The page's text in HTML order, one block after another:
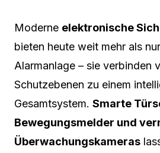
Moderne elektronische
bieten heute weit mehr als
Alarmanlage – sie verbinden
Schutzebenen zu einem
Gesamtsystem. Smarte
Bewegungsmelder und
Überwachungskameras